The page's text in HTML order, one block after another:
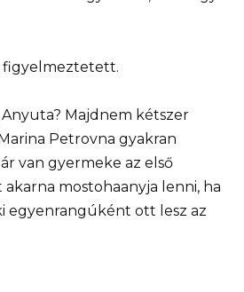
figyelmeztetett.
Majdnem kétszer
Petrovna gyakran
van gyermeke az első
akarna mostohaanyja lenni, ha
egyenrangúként ott lesz az